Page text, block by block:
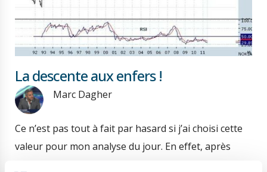
La descente aux enfers !
Marc Dagher
Ce n’est pas tout à fait par hasard si j’ai choisi cette
valeur pour mon analyse du jour. En effet, après